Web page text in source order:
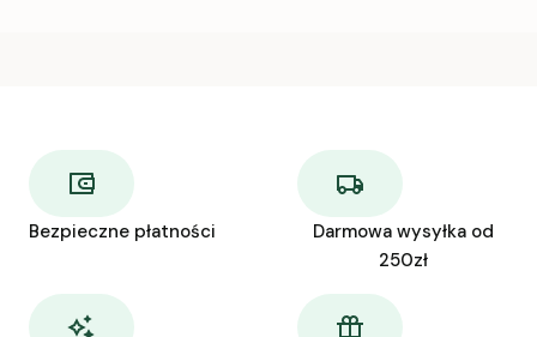
Bezpieczne płatności
Darmowa wysyłka od
250zł